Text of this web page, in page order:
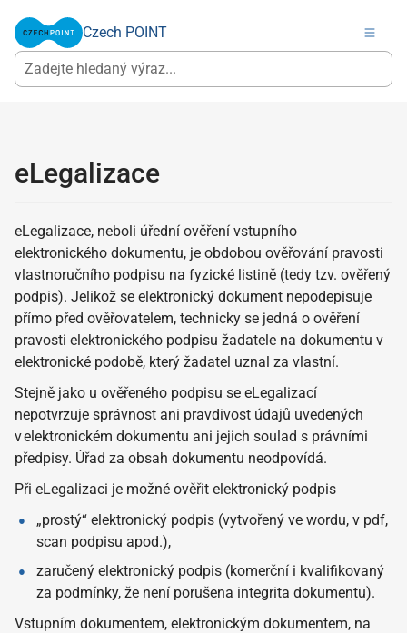
Czech POINT
eLegalizace
eLegalizace, neboli úřední ověření vstupního
elektronického dokumentu, je obdobou ověřování pravosti
vlastnoručního podpisu na fyzické listině (tedy tzv. ověřený
podpis). Jelikož se elektronický dokument nepodepisuje
přímo před ověřovatelem, technicky se jedná o ověření
pravosti elektronického podpisu žadatele na dokumentu v
elektronické podobě, který žadatel uznal za vlastní.
Stejně jako u ověřeného podpisu se eLegalizací
nepotvrzuje správnost ani pravdivost údajů uvedených
v elektronickém dokumentu ani jejich soulad s právními
předpisy. Úřad za obsah dokumentu neodpovídá.
Při eLegalizaci je možné ověřit elektronický podpis
„prostý“ elektronický podpis (vytvořený ve wordu, v pdf,
scan podpisu apod.),
zaručený elektronický podpis (komerční i kvalifikovaný
za podmínky, že není porušena integrita dokumentu).
Vstupním dokumentem, elektronickým dokumentem, na